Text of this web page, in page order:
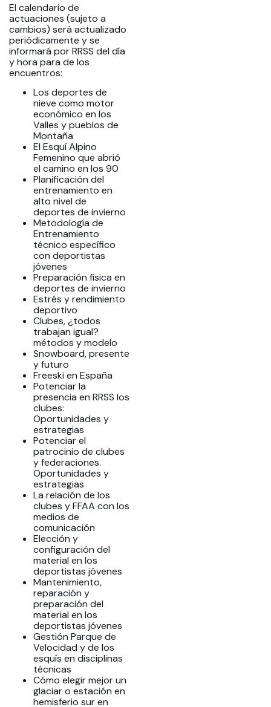
El calendario de
actuaciones (sujeto a
cambios) será actualizado
periódicamente y se
informará por RRSS del día
y hora para de los
encuentros:
Los deportes de
nieve como motor
económico en los
Valles y pueblos de
Montaña
El Esquí Alpino
Femenino que abrió
el camino en los 90
Planificación del
entrenamiento en
alto nivel de
deportes de invierno
Metodología de
Entrenamiento
técnico específico
con deportistas
jóvenes
Preparación física en
deportes de invierno
Estrés y rendimiento
deportivo
Clubes, ¿todos
trabajan igual?
métodos y modelo
Snowboard, presente
y futuro
Freeski en España
Potenciar la
presencia en RRSS los
clubes:
Oportunidades y
estrategias
Potenciar el
patrocinio de clubes
y federaciones.
Oportunidades y
estrategias
La relación de los
clubes y FFAA con los
medios de
comunicación
Elección y
configuración del
material en los
deportistas jóvenes
Mantenimiento,
reparación y
preparación del
material en los
deportistas jóvenes
Gestión Parque de
Velocidad y de los
esquís en disciplinas
técnicas
Cómo elegir mejor un
glaciar o estación en
hemisferio sur en